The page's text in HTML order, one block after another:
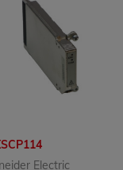
Electric